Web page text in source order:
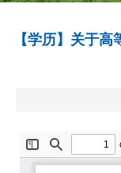
【学历】关于